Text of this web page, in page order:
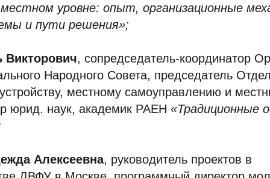
уровне: опыт, организационные
и пути решения»;
, сопредседатель-координатор
Народного Совета, председатель
местному самоуправлению и
юрид. наук, академик РАЕН «Традиционные
Алексеевна, руководитель проектов в